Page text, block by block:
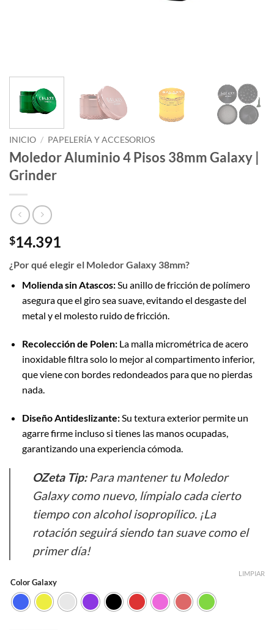
INICIO / PAPELERÍA Y ACCESORIOS
Moledor Aluminio 4 Pisos 38mm Galaxy |
Grinder
$14.391
¿Por qué elegir el Moledor Galaxy 38mm?
Molienda sin Atascos:Su anillo de fricción de polímero
asegura que el giro sea suave, evitando el desgaste del
metal y el molesto ruido de fricción.
Recolección de Polen:La malla micrométrica de acero
inoxidable filtra solo lo mejor al compartimento inferior,
que viene con bordes redondeados para que no pierdas
nada.
Diseño Antideslizante:Su textura exterior permite un
agarre firme incluso si tienes las manos ocupadas,
garantizando una experiencia cómoda.
OZeta Tip:Para mantener tu Moledor
Galaxy como nuevo, límpialo cada cierto
tiempo con alcohol isopropílico. ¡La
rotación seguirá siendo tan suave como el
primer día!
Color Galaxy
LIMPIAR